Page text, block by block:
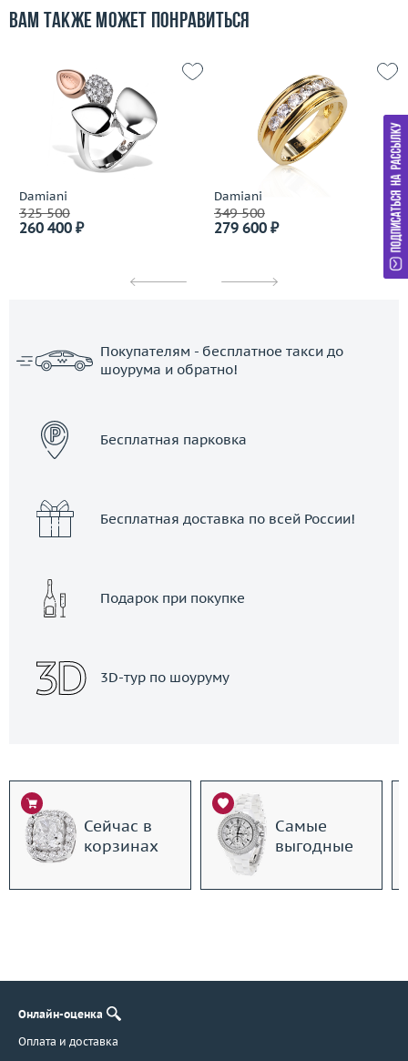
Вам также может понравиться
Damiani
325 500
260 400 ₽
Damiani
349 500
279 600 ₽
Покупателям - бесплатное такси до
шоурума и обратно!
Бесплатная парковка
Бесплатная доставка по всей России!
Подарок при покупке
3D-тур по шоуруму
Сейчас в
корзинах
Самые
выгодные
Онлайн-оценка
Оплата и доставка